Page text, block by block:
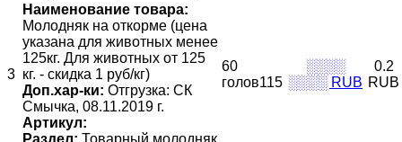
3
Наименование товара:
Молодняк на откорме (цена
указана для животных менее
125кг. Для животных от 125
кг. - скидка 1 руб/кг)
Доп.хар-ки: Отгрузка: СК
Смычка, 08.11.2019 г.
Артикул:
Раздел: Товарный молодняк
60
голов115
░░░░
░░░░ RUB
0.2
RUB